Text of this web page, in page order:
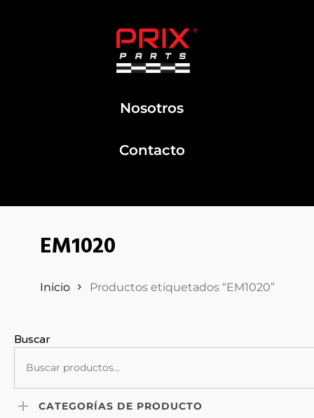
Nosotros
Contacto
EM1020
Inicio Productos etiquetados “EM1020”
Buscar
CATEGORÍAS DE PRODUCTO